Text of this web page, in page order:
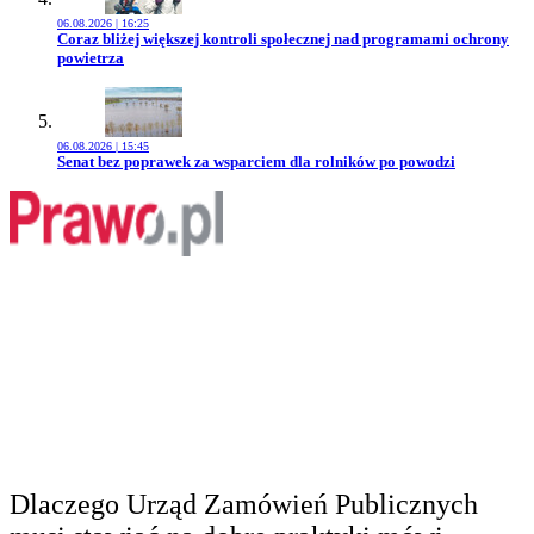
06.08.2026 | 16:25
Przejdź do artykułu:
Coraz bliżej większej kontroli społecznej nad programami ochrony
powietrza
06.08.2026 | 15:45
Przejdź do artykułu:
Senat bez poprawek za wsparciem dla rolników po powodzi
Dlaczego Urząd Zamówień Publicznych